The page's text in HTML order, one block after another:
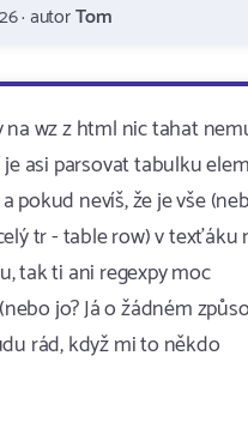
· autorTom
na wz z html nic tahat
asi parsovat tabulku
pokud nevíš, že je vše
tr - table row) v texťáku
tak ti ani regexpy moc
jo? Já o žádném
rád, když mi to někdo